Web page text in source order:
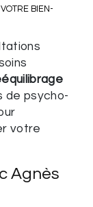
BIEN-
de psycho-
votre
Agnès